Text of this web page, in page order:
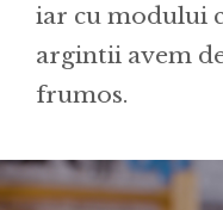
iar cu modului
argintii avem
frumos.